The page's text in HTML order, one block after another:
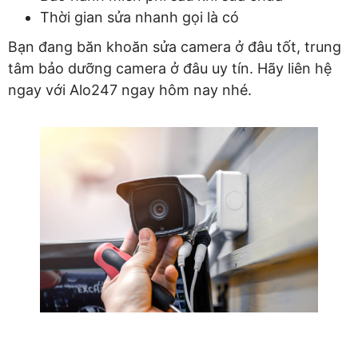
Thời gian sửa nhanh gọi là có
Bạn đang băn khoăn sửa camera ở đâu tốt, trung
tâm bảo dưỡng camera ở đâu uy tín. Hãy liên hệ
ngay với Alo247 ngay hôm nay nhé.